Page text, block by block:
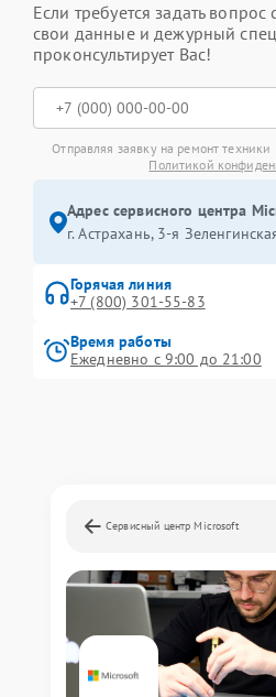
Если требуется задать вопрос
свои данные и дежурный
проконсультирует Вас!
Отправляя заявку на ремонт
Политикой
Адрес сервисного центра
г. Астрахань, 3-я
Горячая линия
+7 (800) 301-55-83
Время работы
Ежедневно с 9:00 до 21:00
Сервисный центр Microsoft